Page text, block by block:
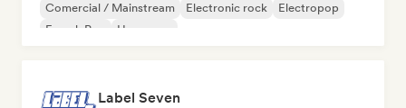
Comercial / Mainstream
Electronic rock
Electropop
French Pop
Hyperpop
Label Seven